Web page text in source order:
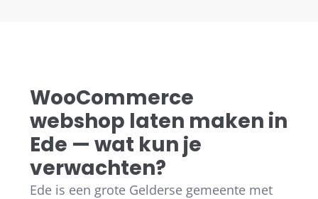
WooCommerce
webshop laten maken in
Ede — wat kun je
verwachten?
Ede is een grote Gelderse gemeente met